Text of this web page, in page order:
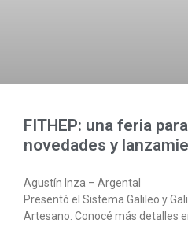
FITHEP: una feria
novedades y
Agustín Inza – Argental
Presentó el Sistema Galileo y
Artesano. Conocé más detalles